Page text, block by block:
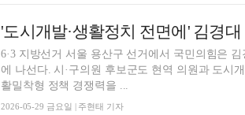
6·3 지방선거 서울 용산구 선거에서 국민의힘은
에 나선다. 시·구의원 후보군도 현역 의원과 도시
활밀착형 정책 경쟁력을 ...
2026-05-29 금요일 | 주현태 기자